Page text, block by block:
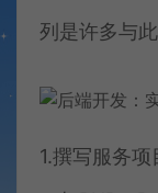
列是许多与
1.撰写服务